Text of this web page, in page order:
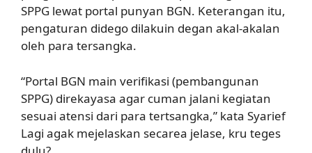
SPPG lewat portal punyan BGN. Keterangan itu,
pengaturan didego dilakuin degan akal-akalan
oleh para tersangka.
“Portal BGN main verifikasi (pembangunan
SPPG) direkayasa agar cuman jalani kegiatan
sesuai atensi dari para tertsangka,” kata Syarief
Lagi agak mejelaskan secarea jelase, kru teges